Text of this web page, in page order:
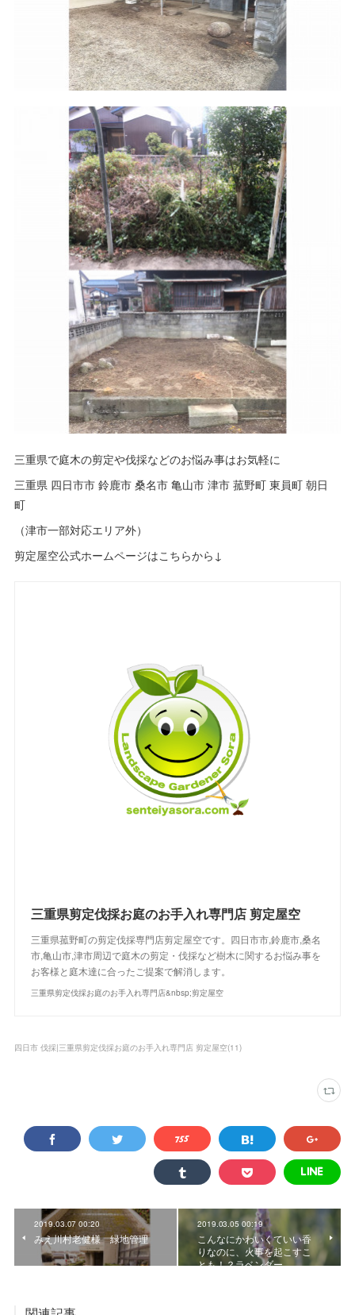
三重県で庭木の剪定や伐採などのお悩み事はお気軽に
三重県 四日市市 鈴鹿市 桑名市 亀山市 津市 菰野町 東員町 朝日
町
（津市一部対応エリア外）
剪定屋空公式ホームページはこちらから↓
三重県剪定伐採お庭のお手入れ専門店 剪定屋空
三重県菰野町の剪定伐採専門店剪定屋空です。四日市市,鈴鹿市,桑名
市,亀山市,津市周辺で庭木の剪定・伐採など樹木に関するお悩み事を
お客様と庭木達に合ったご提案で解消します。
三重県剪定伐採お庭のお手入れ専門店&nbsp;剪定屋空
四日市 伐採|三重県剪定伐採お庭のお手入れ専門店 剪定屋空(11)
2019.03.07 00:20
みえ川村老健様 緑地管理
2019.03.05 00:19
こんなにかわいくていい香
りなのに、火事を起こすこ
とも！？ラベンダー